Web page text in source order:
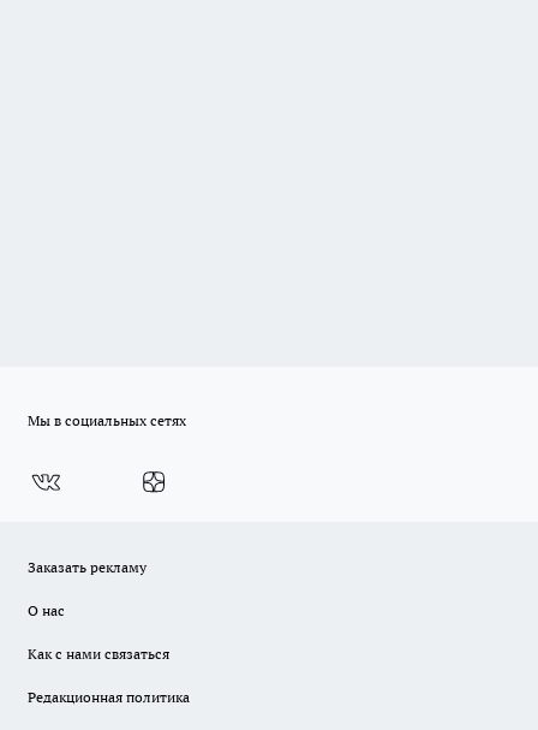
Мы в социальных сетях
Заказать рекламу
О нас
Как с нами связаться
Редакционная политика